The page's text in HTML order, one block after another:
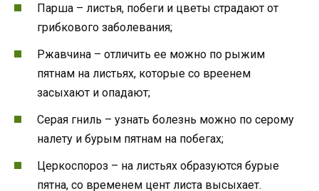
Парша – листья, побеги и цветы страдают от
грибкового заболевания;
Ржавчина – отличить ее можно по рыжим
пятнам на листьях, которые со вреенем
засыхают и опадают;
Серая гниль – узнать болезнь можно по серому
налету и бурым пятнам на побегах;
Церкоспороз – на листьях образуются бурые
пятна, со временем цент листа высыхает.